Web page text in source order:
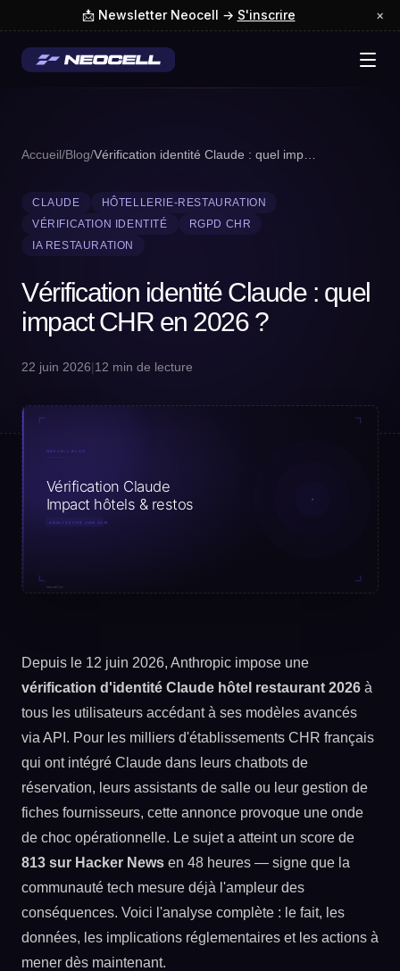
📩 Newsletter Neocell → S'inscrire ×
Accueil/Blog/
CLAUDE
HÔTELLERIE-RESTAURATION
VÉRIFICATION IDENTITÉ
RGPD CHR
IA RESTAURATION
Vérification identité Claude : quel
impact CHR en 2026 ?
22 juin 2026|12 min de lecture
Depuis le 12 juin 2026, Anthropic impose une
vérification d'identité Claude hôtel restaurant 2026 à
tous les utilisateurs accédant à ses modèles avancés
via API. Pour les milliers d'établissements CHR français
qui ont intégré Claude dans leurs chatbots de
réservation, leurs assistants de salle ou leur gestion de
fiches fournisseurs, cette annonce provoque une onde
de choc opérationnelle. Le sujet a atteint un score de
813 sur Hacker News en 48 heures — signe que la
communauté tech mesure déjà l'ampleur des
conséquences. Voici l'analyse complète : le fait, les
données, les implications réglementaires et les actions à
mener dès maintenant.